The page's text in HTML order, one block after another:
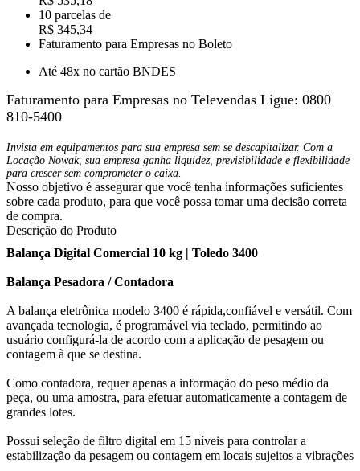
10 parcelas de
R$ 345,34
Faturamento para Empresas no Boleto
Até 48x no cartão BNDES
Faturamento para Empresas no Televendas Ligue: 0800
810-5400
Invista em equipamentos para sua empresa sem se descapitalizar. Com a
Locação Nowak, sua empresa ganha liquidez, previsibilidade e flexibilidade
para crescer sem comprometer o caixa.
Nosso objetivo é assegurar que você tenha informações suficientes
sobre cada produto, para que você possa tomar uma decisão correta
de compra.
Descrição do Produto
Balança Digital Comercial 10 kg | Toledo 3400
Balança Pesadora / Contadora
A balança eletrônica modelo 3400 é rápida,confiável e versátil. Com
avançada tecnologia, é programável via teclado, permitindo ao
usuário configurá-la de acordo com a aplicação de pesagem ou
contagem à que se destina.
Como contadora, requer apenas a informação do peso médio da
peça, ou uma amostra, para efetuar automaticamente a contagem de
grandes lotes.
Possui seleção de filtro digital em 15 níveis para controlar a
estabilização da pesagem ou contagem em locais sujeitos a vibrações